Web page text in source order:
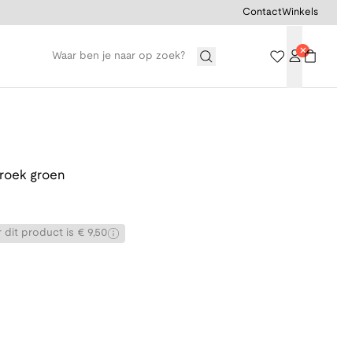
ContactWinkels
groen
dit product is € 9,50